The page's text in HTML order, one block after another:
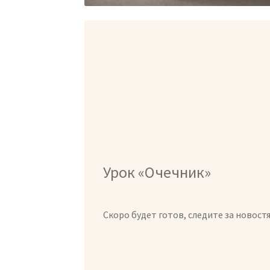
Урок «Очечник»
Скоро будет готов, следите за